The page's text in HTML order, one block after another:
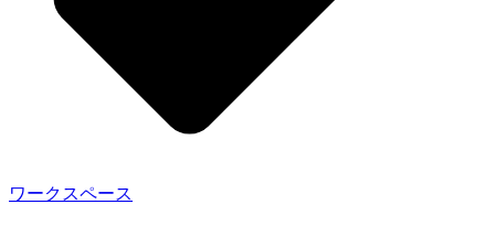
ワークスペース